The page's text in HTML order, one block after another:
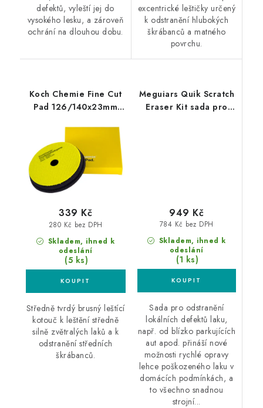
defektů, vyleští jej do
vysokého lesku, a zároveň
ochrání na dlouhou dobu.
excentrické leštičky určený
k odstranění hlubokých
škrábanců a matného
povrchu.
Koch Chemie Fine Cut
Pad 126/140x23mm
Skladem, ihned k
odeslání
(5 ks)
280 Kč bez DPH
339 Kč
Středně tvrdý brusný leštící
kotouč k leštění středně
silně zvětralých laků a k
odstranění středních
škrábanců.
Meguiars Quik Scratch
Eraser Kit sada pro
Skladem, ihned k
odeslání
(1 ks)
784 Kč bez DPH
949 Kč
Sada pro odstranění
lokálních defektů laku,
např. od blízko parkujících
aut apod. přináší nové
možnosti rychlé opravy
lehce poškozeného laku v
domácích podmínkách, a
to všechno snadnou
strojní...